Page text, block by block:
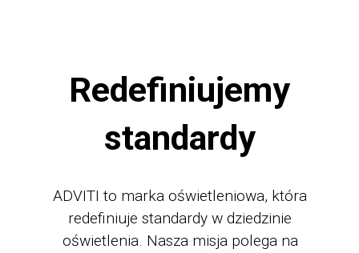
Redefiniujemy
standardy
ADVITI to marka oświetleniowa, która
redefiniuje standardy w dziedzinie
oświetlenia. Nasza misja polega na